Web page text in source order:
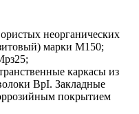
неорганических
марки М150;
каркасы из
ВрI. Закладные
покрытием